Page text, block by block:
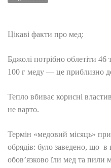
Цікаві факти про мед:
Бджолі потрібно облетіти 46
100 г меду — це приблизно
Тепло вбиває корисні
не варто.
Термін «медовий місяць»
обрядів: було заведено, що
обов’язково їли мед та пили